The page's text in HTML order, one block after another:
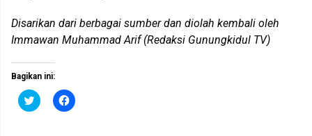
Disarikan dari berbagai sumber dan diolah kembali oleh
Immawan Muhammad Arif (Redaksi Gunungkidul TV)
Bagikan ini:
K
l
K
l